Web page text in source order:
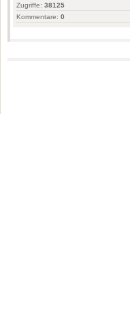
Zugriffe: 38125
Kommentare: 0